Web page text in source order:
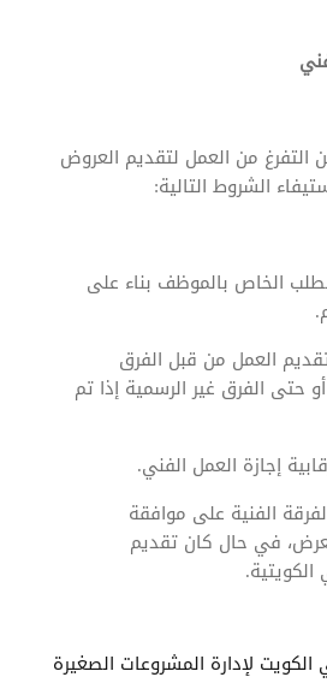
من العمل لتقديم العروض
الشروط التالية:
الخاص بالموظف بناء على
العمل من قبل الفرق
حتى الفرق غير الرسمية إذا تم
إجازة العمل الفني.
الفنية على موافقة
في حال كان تقديم
لإدارة المشروعات الصغيرة